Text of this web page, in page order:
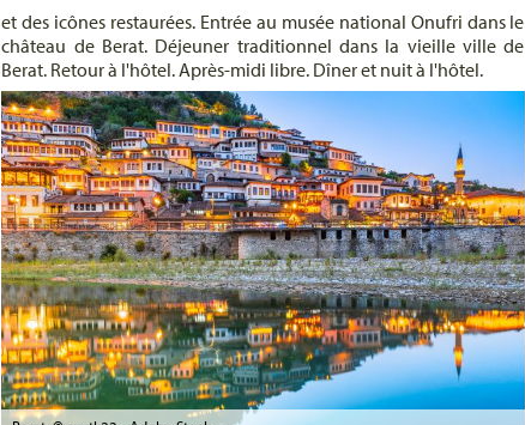
et des icônes restaurées. Entrée au musée national Onufri dans le
château de Berat. Déjeuner traditionnel dans la vieille ville de
Berat. Retour à l'hôtel. Après-midi libre. Dîner et nuit à l'hôtel.